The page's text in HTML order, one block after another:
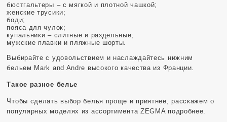
бюстгальтеры – с мягкой и плотной чашкой;
женские трусики;
боди;
пояса для чулок;
купальники – слитные и раздельные;
мужские плавки и пляжные шорты.
Выбирайте с удовольствием и наслаждайтесь нижним
бельем Mark and Andre высокого качества из Франции.
Такое разное белье
Чтобы сделать выбор белья проще и приятнее, расскажем о
популярных моделях из ассортимента ZEGMA подробнее.